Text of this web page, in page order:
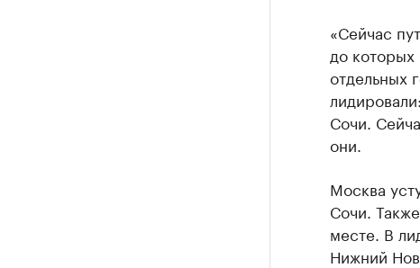
«Сейчас
до
отдельных
Сочи.
они.
Москва
Сочи.
месте. В
Нижний